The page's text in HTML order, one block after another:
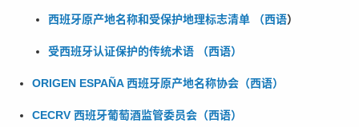
西班牙原产地名称和受保护地理标志清单 （西语）
受西班牙认证保护的传统术语 （西语）
ORIGEN ESPAÑA 西班牙原产地名称协会（西语）
CECRV 西班牙葡萄酒监管委员会（西语）